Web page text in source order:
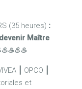
(35 heures) :
Maître
OPCO
et